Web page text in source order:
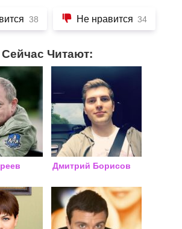
38 Не нравится 34
Сейчас Читают:
Дмитрий Борисов